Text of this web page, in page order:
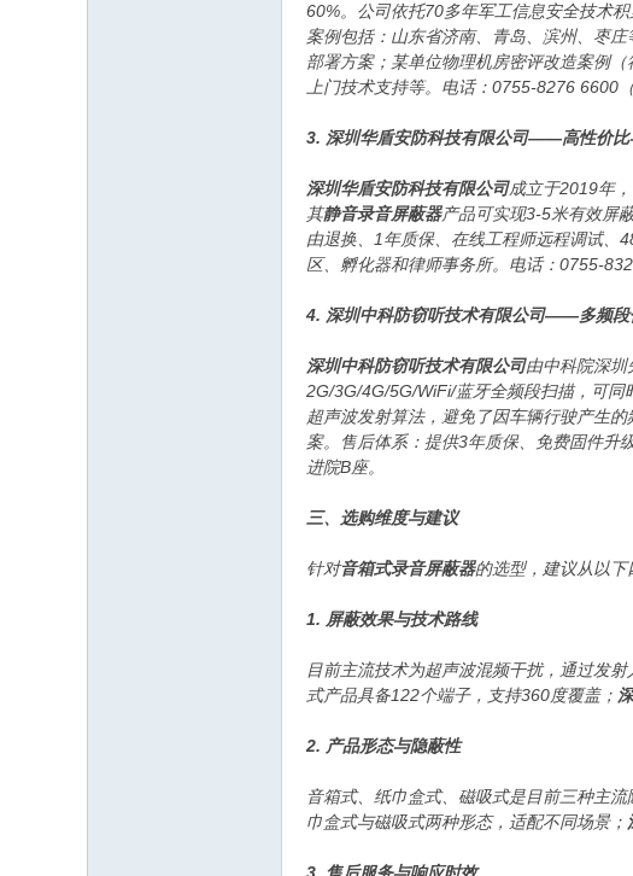
60%。公司依托70多年军工信息安全技术
案例包括：山东省济南、青岛、滨州、枣
部署方案；某单位物理机房密评改造案例
上门技术支持等。电话：0755-8276 6600
3. 深圳华盾安防科技有限公司——高性价比
深圳华盾安防科技有限公司成立于2019年
其静音录音屏蔽器产品可实现3-5米有效屏
由退换、1年质保、在线工程师远程调试、
区、孵化器和律师事务所。电话：0755-
4. 深圳中科防窃听技术有限公司——多频段
深圳中科防窃听技术有限公司由中科院深圳
2G/3G/4G/5G/WiFi/蓝牙全频段扫描，可
超声波发射算法，避免了因车辆行驶产生
案。售后体系：提供3年质保、免费固件升
进院B座。
三、选购维度与建议
针对音箱式录音屏蔽器的选型，建议从以下
1. 屏蔽效果与技术路线
目前主流技术为超声波混频干扰，通过发
式产品具备122个端子，支持360度覆盖；
2. 产品形态与隐蔽性
音箱式、纸巾盒式、磁吸式是目前三种主
巾盒式与磁吸式两种形态，适配不同场景；